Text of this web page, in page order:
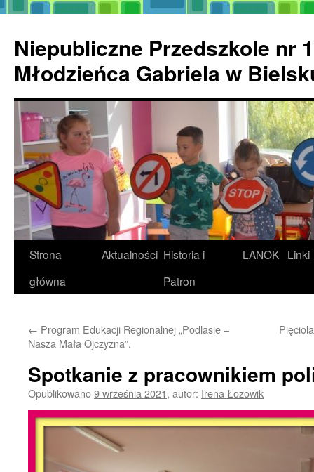
treści
Niepubliczne Przedszkole nr
Młodzieńca Gabriela w
Strona
główna
Aktualności Historia i
Patron
LANOK Linki
← Program Edukacji Regionalnej „Podlasie –
Nasza Mała Ojczyzna”.
Spotkanie z pracownikiem
Opublikowano9 września 2021, autor: Irena Łozowik